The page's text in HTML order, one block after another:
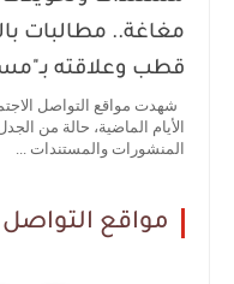
مغاغة.. مطالبات
قطب وعلاقته
شهدت مواقع التواصل
الأيام الماضية، حالة من
المنشورات والمستندات ...
مواقع التواصل